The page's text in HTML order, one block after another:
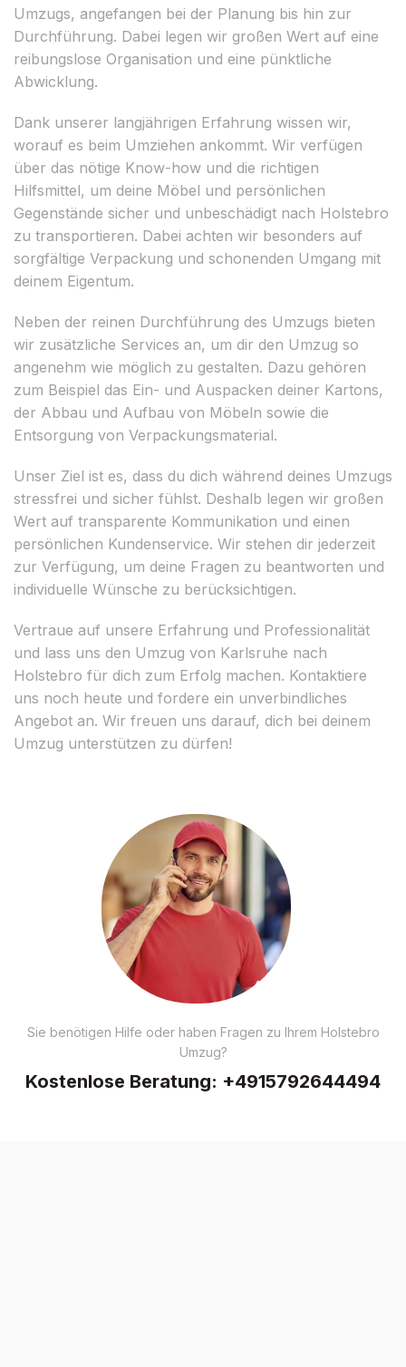
Umzugs, angefangen bei der Planung bis hin zur
Durchführung. Dabei legen wir großen Wert auf eine
reibungslose Organisation und eine pünktliche
Abwicklung.
Dank unserer langjährigen Erfahrung wissen wir,
worauf es beim Umziehen ankommt. Wir verfügen
über das nötige Know-how und die richtigen
Hilfsmittel, um deine Möbel und persönlichen
Gegenstände sicher und unbeschädigt nach Holstebro
zu transportieren. Dabei achten wir besonders auf
sorgfältige Verpackung und schonenden Umgang mit
deinem Eigentum.
Neben der reinen Durchführung des Umzugs bieten
wir zusätzliche Services an, um dir den Umzug so
angenehm wie möglich zu gestalten. Dazu gehören
zum Beispiel das Ein- und Auspacken deiner Kartons,
der Abbau und Aufbau von Möbeln sowie die
Entsorgung von Verpackungsmaterial.
Unser Ziel ist es, dass du dich während deines Umzugs
stressfrei und sicher fühlst. Deshalb legen wir großen
Wert auf transparente Kommunikation und einen
persönlichen Kundenservice. Wir stehen dir jederzeit
zur Verfügung, um deine Fragen zu beantworten und
individuelle Wünsche zu berücksichtigen.
Vertraue auf unsere Erfahrung und Professionalität
und lass uns den Umzug von Karlsruhe nach
Holstebro für dich zum Erfolg machen. Kontaktiere
uns noch heute und fordere ein unverbindliches
Angebot an. Wir freuen uns darauf, dich bei deinem
Umzug unterstützen zu dürfen!
Sie benötigen Hilfe oder haben Fragen zu Ihrem Holstebro
Umzug?
Kostenlose Beratung: +4915792644494